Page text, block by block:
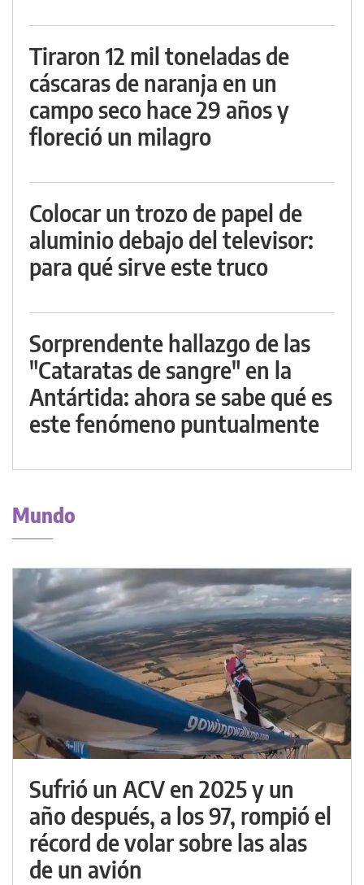
Tiraron 12 mil toneladas de
cáscaras de naranja en un
campo seco hace 29 años y
floreció un milagro
Colocar un trozo de papel de
aluminio debajo del televisor:
para qué sirve este truco
Sorprendente hallazgo de las
"Cataratas de sangre" en la
Antártida: ahora se sabe qué es
este fenómeno puntualmente
Mundo
Sufrió un ACV en 2025 y un
año después, a los 97, rompió el
récord de volar sobre las alas
de un avión